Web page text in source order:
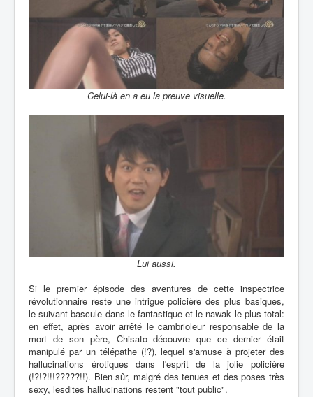
Celui-là en a eu la preuve visuelle.
Lui aussi.
Si le premier épisode des aventures de cette inspectrice
révolutionnaire reste une intrigue policière des plus basiques,
le suivant bascule dans le fantastique et le nawak le plus total:
en effet, après avoir arrêté le cambrioleur responsable de la
mort de son père, Chisato découvre que ce dernier était
manipulé par un télépathe (!?), lequel s'amuse à projeter des
hallucinations érotiques dans l'esprit de la jolie policière
(!?!?!!!?????!!). Bien sûr, malgré des tenues et des poses très
sexy, lesdites hallucinations restent "tout public".